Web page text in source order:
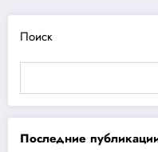
Поиск
Последние